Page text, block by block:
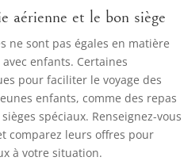
aérienne et le bon siège
ne sont pas égales en matière
enfants. Certaines
pour faciliter le voyage des
enfants, comme des repas
spéciaux. Renseignez-vous
comparez leurs offres pour
à votre situation.